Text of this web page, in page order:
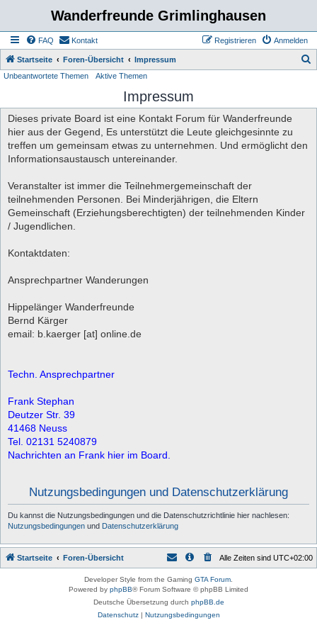
Wanderfreunde Grimlinghausen
FAQ Kontakt Anmelden
Registrieren
Startseite Foren-Übersicht Impressum
h
Unbeantwortete Themen Aktive Themen
Impressum
Dieses private Board ist eine Kontakt Forum für Wanderfreunde
hier aus der Gegend, Es unterstützt die Leute gleichgesinnte zu
treffen um gemeinsam etwas zu unternehmen. Und ermöglicht den
Informationsaustausch untereinander.
Veranstalter ist immer die Teilnehmergemeinschaft der
teilnehmenden Personen. Bei Minderjährigen, die Eltern
Gemeinschaft (Erziehungsberechtigten) der teilnehmenden Kinder
/ Jugendlichen.
Kontaktdaten:
Ansprechpartner Wanderungen
Hippelänger Wanderfreunde
Bernd Kärger
email: b.kaerger [at] online.de
Techn. Ansprechpartner
Frank Stephan
Deutzer Str. 39
41468 Neuss
Tel. 02131 5240879
Nachrichten an Frank hier im Board.
Nutzungsbedingungen und Datenschutzerklärung
Du kannst die Nutzungsbedingungen und die Datenschutzrichtlinie hier nachlesen:
Nutzungsbedingungen und Datenschutzerklärung
Startseite Foren-Übersicht Alle Zeiten sind UTC+02:00
Developer Style from the Gaming GTA Forum
Powered by phpBB® Forum Software © phpBB Limited
Deutsche Übersetzung durch phpBB.de
Datenschutz| Nutzungsbedingungen